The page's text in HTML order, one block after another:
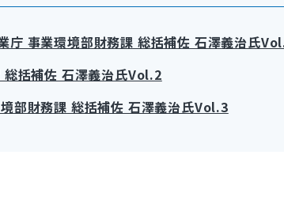
庁 事業環境部財務課 総括補佐 石澤義治氏
総括補佐 石澤義治氏Vol.2
部財務課 総括補佐 石澤義治氏Vol.3